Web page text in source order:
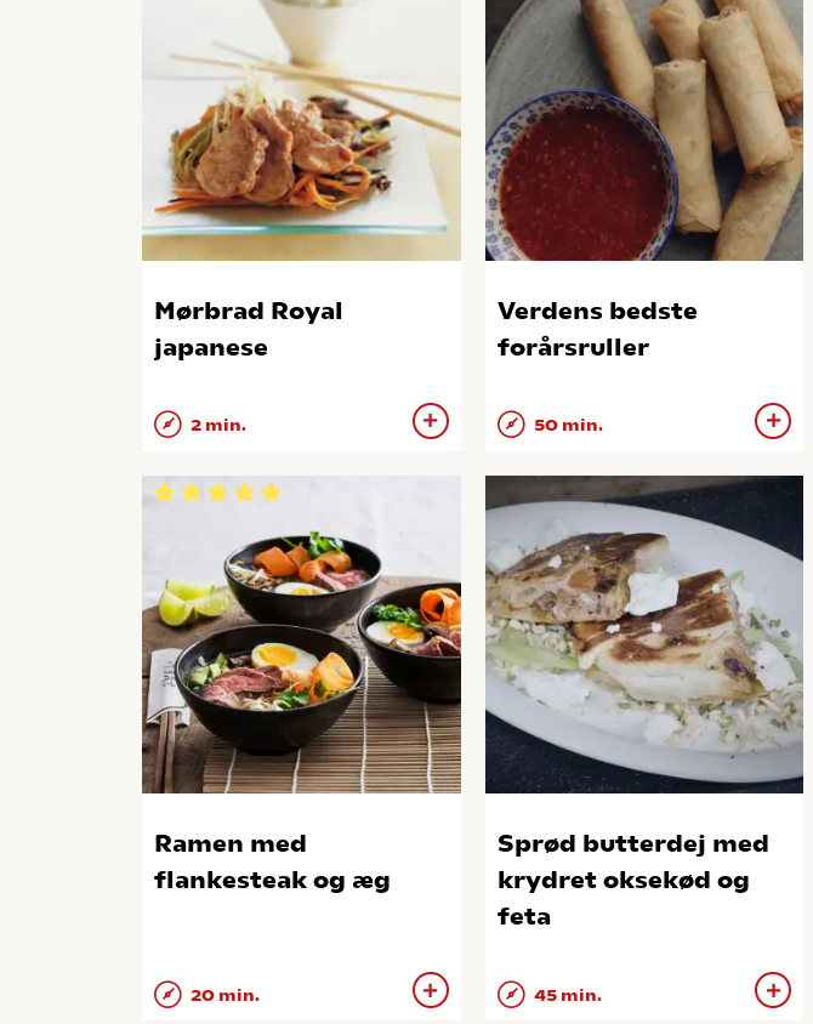
Mørbrad Royal
japanese
2 min.
Verdens bedste
forårsruller
50 min.
Ramen med
flankesteak og æg
20 min.
Sprød butterdej med
krydret oksekød og
feta
45 min.